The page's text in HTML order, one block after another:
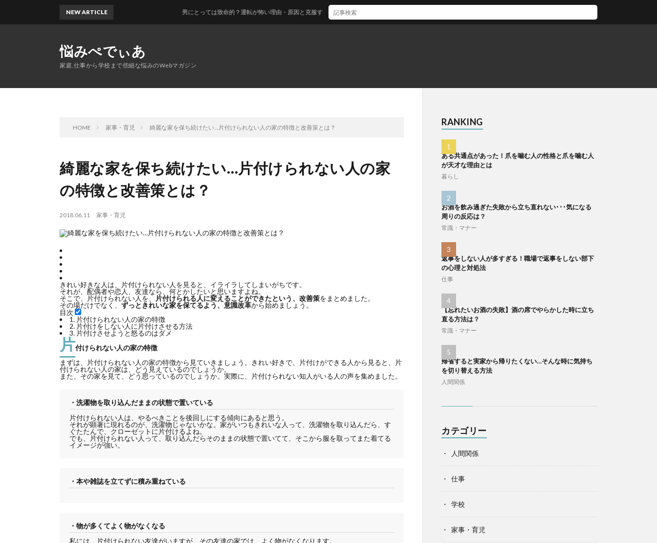
悩みぺでぃあ
家庭,仕事から学校まで些細な悩みのWebマガジン
NEW ARTICLE 男にとっては致命的？運転が怖い理由・原因と克服する方法とは？
HOME 家事・育児 綺麗な家を保ち続けたい…片付けられない人の家の特徴と改善策とは？
綺麗な家を保ち続けたい…片付けられない人の家
の特徴と改善策とは？
2018.06.11 家事・育児
きれい好きな人は、片付けられない人を見ると、イライラしてしまいがちです。
それが、配偶者や恋人、友達なら、何とかしたいと思いますよね。
そこで、片付けられない人を、 片付けられる人に変えることができたという、改善策をまとめました。
その場だけでなく、 ずっときれいな家を保てるよう、意識改革から始めましょう。
目次
1. 片付けられない人の家の特徴
2. 片付けをしない人に片付けさせる方法
3. 片付けさせようと怒るのはダメ
片付けられない人の家の特徴
まずは、片付けられない人の家の特徴から見ていきましょう。きれい好きで、片付けができる人から見ると、片
付けられない人の家は、どう見えているのでしょうか。
また、その家を見て、どう思っているのでしょうか。実際に、片付けられない知人がいる人の声を集めました。
・洗濯物を取り込んだままの状態で置いている
片付けられない人は、やるべきことを後回しにする傾向にあると思う。
それが顕著に現れるのが、洗濯物じゃないかな。家がいつもきれいな人って、洗濯物を取り込んだら、す
ぐたたんで、クローゼットに片付けるよね。
でも、片付けられない人って、取り込んだらそのままの状態で置いてて、そこから服を取ってまた着てる
イメージが強い。
・本や雑誌を立てずに積み重ねている
・物が多くてよく物がなくなる
私には、片付けられない友達がいますが、その友達の家では、よく物がなくなります。
RANKING
ある共通点があった！爪を噛む人の性格と爪を噛む人
が天才な理由とは
暮らし
お酒を飲み過ぎた失敗から立ち直れない･･･気になる
周りの反応は？
常識・マナー
返事をしない人が多すぎる！職場で返事をしない部下
の心理と対処法
仕事
【忘れたいお酒の失敗】酒の席でやらかした時に立ち
直る方法は？
常識・マナー
帰省すると実家から帰りたくない…そんな時に気持ち
を切り替える方法
人間関係
カテゴリー
人間関係
仕事
学校
家事・育児